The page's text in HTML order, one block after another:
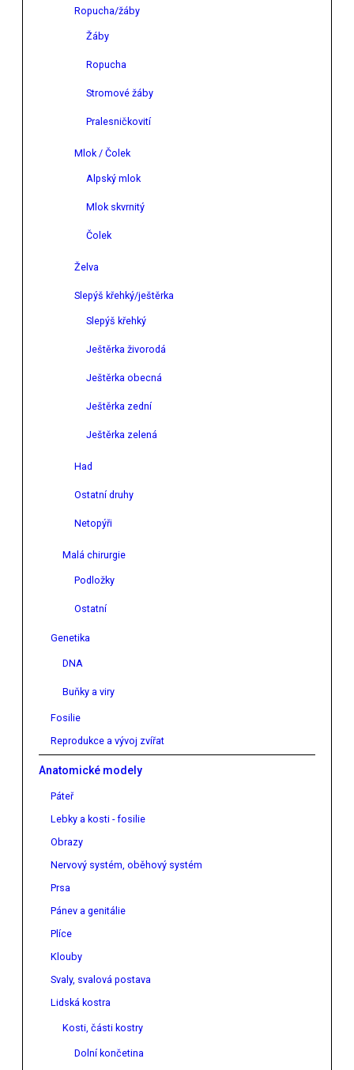
Ropucha/žáby
Žáby
Ropucha
Stromové žáby
Pralesničkovití
Mlok / Čolek
Alpský mlok
Mlok skvrnitý
Čolek
Želva
Slepýš křehký/ještěrka
Slepýš křehký
Ještěrka živorodá
Ještěrka obecná
Ještěrka zední
Ještěrka zelená
Had
Ostatní druhy
Netopýři
Malá chirurgie
Podložky
Ostatní
Genetika
DNA
Buňky a viry
Fosilie
Reprodukce a vývoj zvířat
Anatomické modely
Páteř
Lebky a kosti - fosilie
Obrazy
Nervový systém, oběhový systém
Prsa
Pánev a genitálie
Plíce
Klouby
Svaly, svalová postava
Lidská kostra
Kosti, části kostry
Dolní končetina